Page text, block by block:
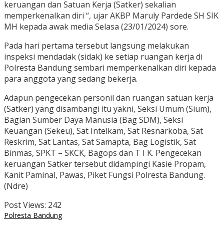
keruangan dan Satuan Kerja (Satker) sekalian
memperkenalkan diri “, ujar AKBP Maruly Pardede SH SIK
MH kepada awak media Selasa (23/01/2024) sore.
Pada hari pertama tersebut langsung melakukan
inspeksi mendadak (sidak) ke setiap ruangan kerja di
Polresta Bandung sembari memperkenalkan diri kepada
para anggota yang sedang bekerja.
Adapun pengecekan personil dan ruangan satuan kerja
(Satker) yang disambangi itu yakni, Seksi Umum (Sium),
Bagian Sumber Daya Manusia (Bag SDM), Seksi
Keuangan (Sekeu), Sat Intelkam, Sat Resnarkoba, Sat
Reskrim, Sat Lantas, Sat Samapta, Bag Logistik, Sat
Binmas, SPKT – SKCK, Bagops dan T I K. Pengecekan
keruangan Satker tersebut didampingi Kasie Propam,
Kanit Paminal, Pawas, Piket Fungsi Polresta Bandung.
(Ndre)
Post Views: 242
Polresta Bandung